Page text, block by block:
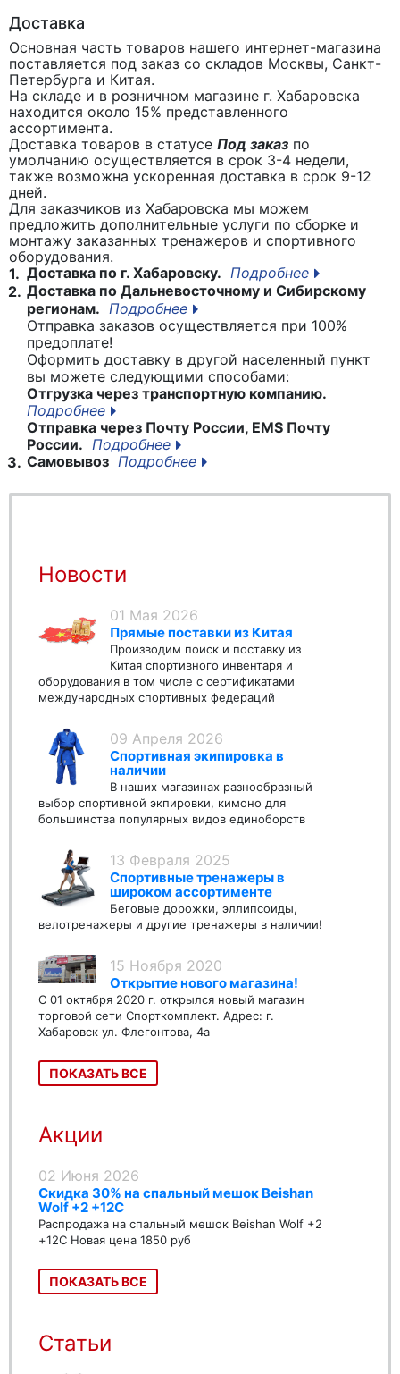
Доставка
Основная часть товаров нашего интернет-магазина
поставляется под заказ со складов Москвы, Санкт-
Петербурга и Китая.
На складе и в розничном магазине г. Хабаровска
находится около 15% представленного
ассортимента.
Доставка товаров в статусе Под заказ по
умолчанию осуществляется в срок 3-4 недели,
также возможна ускоренная доставка в срок 9-12
дней.
Для заказчиков из Хабаровска мы можем
предложить дополнительные услуги по сборке и
монтажу заказанных тренажеров и спортивного
оборудования.
1. Доставка по г. Хабаровску. Подробнее
2. Доставка по Дальневосточному и Сибирскому
регионам. Подробнее
Отправка заказов осуществляется при 100%
предоплате!
Оформить доставку в другой населенный пункт
вы можете следующими способами:
Отгрузка через транспортную компанию.
Подробнее
Отправка через Почту России, EMS Почту
России. Подробнее
3. Самовывоз Подробнее
Новости
01 Мая 2026
Прямые поставки из Китая
Производим поиск и поставку из
Китая спортивного инвентаря и
оборудования в том числе с сертификатами
международных спортивных федераций
09 Апреля 2026
Спортивная экипировка в
наличии
В наших магазинах разнообразный
выбор спортивной экпировки, кимоно для
большинства популярных видов единоборств
13 Февраля 2025
Спортивные тренажеры в
широком ассортименте
Беговые дорожки, эллипсоиды,
велотренажеры и другие тренажеры в наличии!
15 Ноября 2020
Открытие нового магазина!
С 01 октября 2020 г. открылся новый магазин
торговой сети Спорткомплект. Адрес: г.
Хабаровск ул. Флегонтова, 4а
ПОКАЗАТЬ ВСЕ
Акции
02 Июня 2026
Скидка 30% на спальный мешок Beishan
Wolf +2 +12C
Распродажа на спальный мешок Beishan Wolf +2
+12C Новая цена 1850 руб
ПОКАЗАТЬ ВСЕ
Статьи